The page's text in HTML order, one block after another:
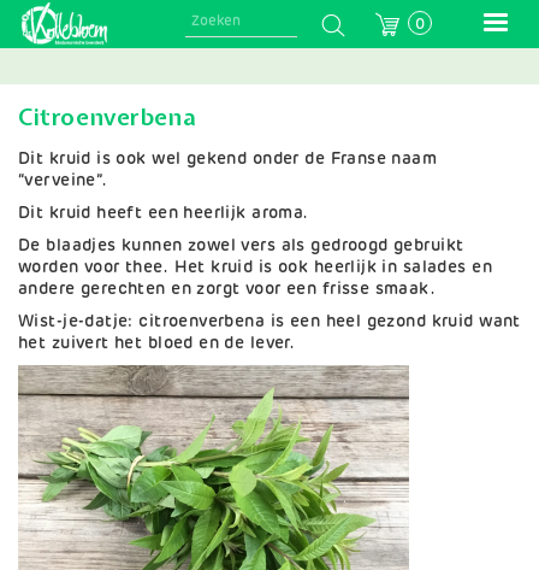
Skip
0
Citroenverbena
Dit kruid is ook wel gekend onder de Franse naam
“verveine”.
Dit kruid heeft een heerlijk aroma.
De blaadjes kunnen zowel vers als gedroogd gebruikt
worden voor thee. Het kruid is ook heerlijk in salades en
andere gerechten en zorgt voor een frisse smaak.
Wist-je-datje: citroenverbena is een heel gezond kruid want
het zuivert het bloed en de lever.